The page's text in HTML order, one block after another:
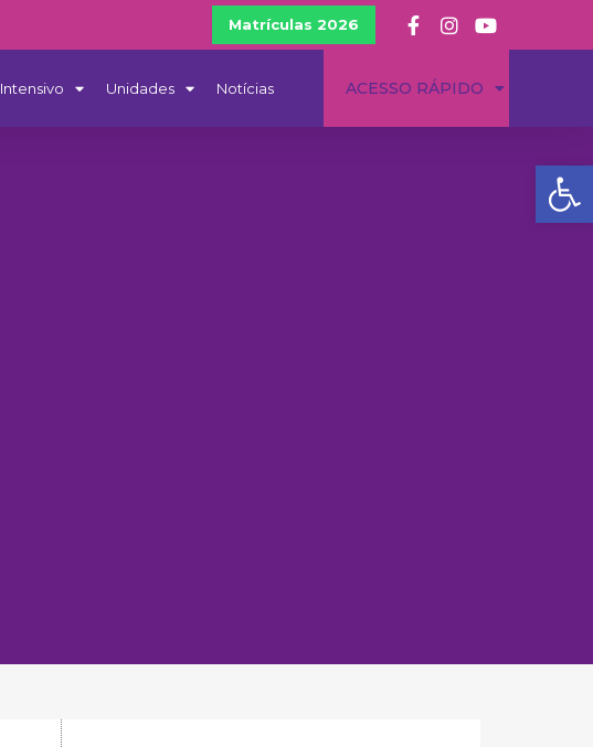
Matrículas 2026
Intensivo Unidades Notícias ACESSO RÁPIDO